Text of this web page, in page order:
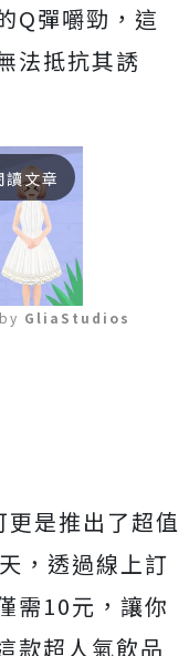
Q彈嚼勁，這
法抵抗其誘
讀文章
GliaStudios
是推出了超值
，透過線上訂
需10元，讓你
款超人氣飲品